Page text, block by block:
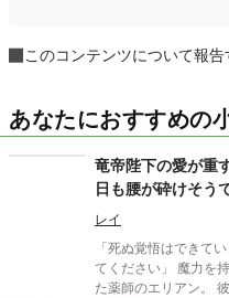
このコンテンツについて報告
あなたにおすすめの
竜帝陛下の愛が重
日も腰が砕けそう
宣言されました〜
レイ
「死ぬ覚悟はできて
てください」 魔力を
た薬師のエリアン。